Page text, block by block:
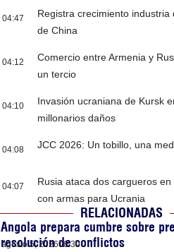
04:47
Registra crecimiento industria
de China
04:12
Comercio entre Armenia y
un tercio
04:10
Invasión ucraniana de Kursk
millonarios daños
04:08 JCC 2026: Un tobillo, una
04:07
Rusia ataca dos cargueros
con armas para Ucrania
RELACIONADAS
Angola prepara cumbre sobre
resolución de conflictos
agosto 5, 202606:30